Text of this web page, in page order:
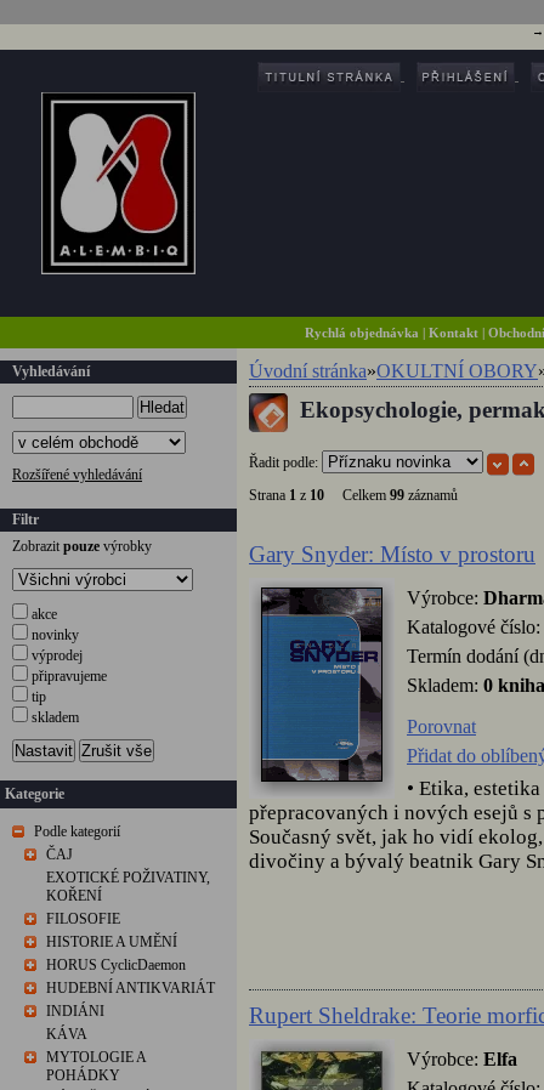
Rychlá objednávka |Kontakt |
Vyhledávání
Hledat
Rozšířené vyhledávání
Filtr
Zobrazit pouze výrobky
akce
novinky
výprodej
připravujeme
tip
skladem
Nastavit Zrušit vše
Kategorie
Podle kategorií
ČAJ
EXOTICKÉ POŽIVATINY,
KOŘENÍ
FILOSOFIE
HISTORIE A UMĚNÍ
HORUS CyclicDaemon
HUDEBNÍ ANTIKVARIÁT
INDIÁNI
KÁVA
MYTOLOGIE A
POHÁDKY
Úvodní stránka»OKULTNÍ OBORY
Ekopsychologie,
Řadit podle:
Strana 1 z 10 Celkem 99 záznamů
Gary Snyder: Místo v prostoru
Výrobce:
Katalogové číslo:
Termín dodání
Skladem: 0 kniha
Porovnat
Přidat do
• Etika,
přepracovaných i nových esejů s
Současný svět, jak ho vidí
divočiny a bývalý beatnik Gary
Rupert Sheldrake: Teorie
Výrobce: Elfa